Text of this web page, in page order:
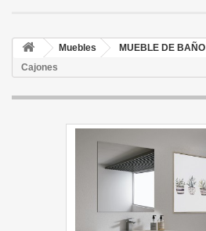
Muebles MUEBLE DE BAÑO
Cajones